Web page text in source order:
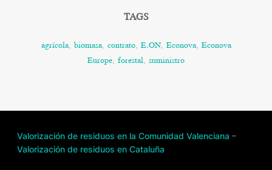
TAGS
agrícola, biomasa, contrato, E.ON, Econova, Econova
Europe, forestal, suministro
Valorización de residuos en la Comunidad Valenciana –
Valorización de residuos en Cataluña